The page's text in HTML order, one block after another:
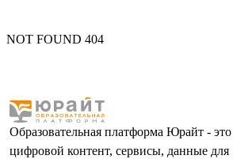
NOT FOUND 404
Образовательная платформа Юрайт - это
цифровой контент, сервисы, данные для